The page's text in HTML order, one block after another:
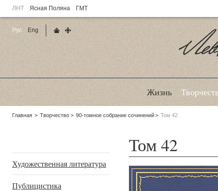
ЛНТ Ясная Поляна ГМТ
Жизнь
Родительские
Главная Творчество 90-томное собрание сочинений Том 42
Художественная литература
Публицистика
Том 42
Рус
Eng